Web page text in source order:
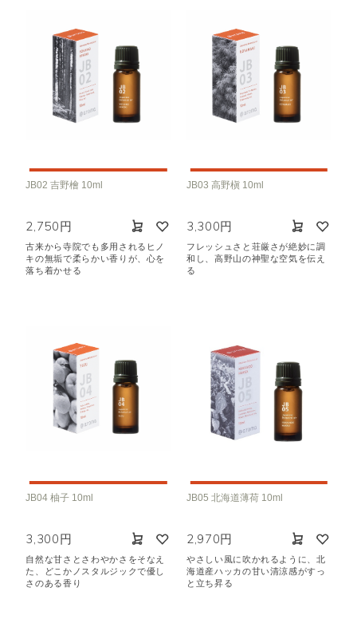
JB02 吉野檜 10ml
2,750円
古来から寺院でも多用されるヒノ
キの無垢で柔らかい香りが、心を
落ち着かせる
JB03 高野槇 10ml
3,300円
フレッシュさと荘厳さが絶妙に調
和し、高野山の神聖な空気を伝え
る
JB04 柚子 10ml
3,300円
自然な甘さとさわやかさをそなえ
た、どこかノスタルジックで優し
さのある香り
JB05 北海道薄荷 10ml
2,970円
やさしい風に吹かれるように、北
海道産ハッカの甘い清涼感がすっ
と立ち昇る